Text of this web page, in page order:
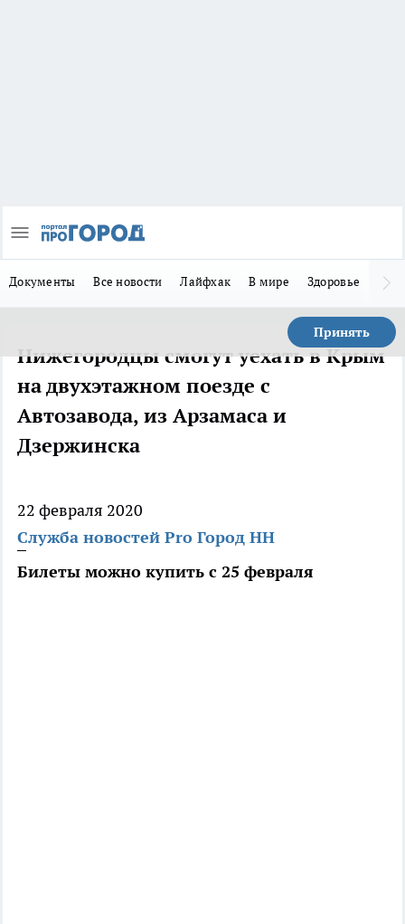
Документы Все новости Лайфхак В мире Здоровье
Принять
Нижегородцы смогут уехать в Крым
на двухэтажном поезде с
Автозавода, из Арзамаса и
Дзержинска
22 февраля 2020
Служба новостей Pro Город НН
Билеты можно купить с 25 февраля